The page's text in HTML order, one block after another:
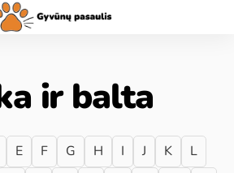
ir balta
E F G H I J K
L